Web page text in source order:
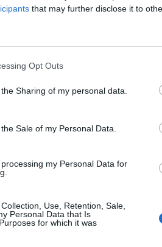
that may further disclose it to
Opt Outs
Sharing of my personal data.
Sale of my Personal Data.
my Personal Data for
Use, Retention, Sale,
Personal Data that Is
for which it was